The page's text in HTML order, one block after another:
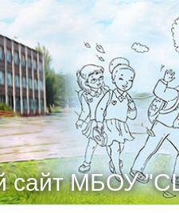
сайт МБОУ